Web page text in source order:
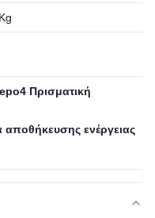
Πρισματική
αποθήκευσης ενέργειας